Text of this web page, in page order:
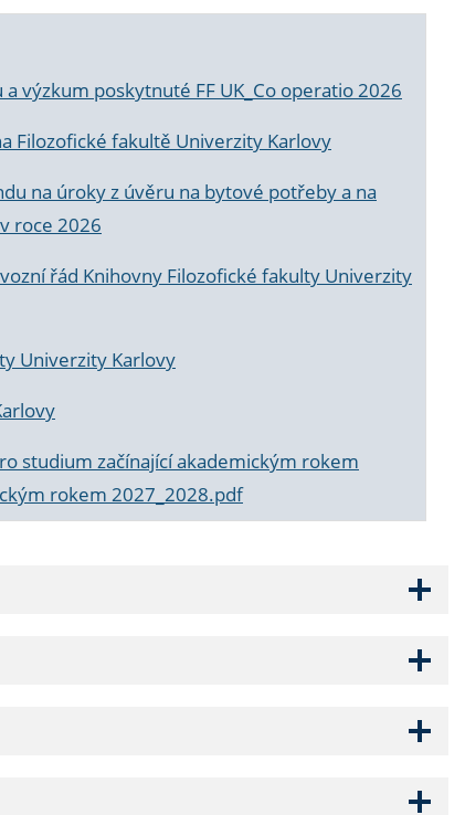
výzkum poskytnuté FF UK_Co operatio 2026
Filozofické fakultě Univerzity Karlovy
na úroky z úvěru na bytové potřeby a na
roce 2026
řád Knihovny Filozofické fakulty Univerzity
Univerzity Karlovy
studium začínající akademickým rokem
rokem 2027_2028.pdf